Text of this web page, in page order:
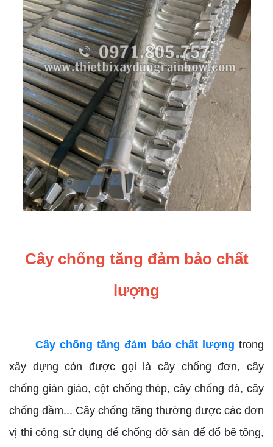
Cây chống tăng đảm bảo chất
lượng
Cây chống tăng đảm bảo chất lượngtrong
xây dựng còn được gọi là cây chống đơn, cây
chống giàn giáo, cột chống thép, cây chống đà, cây
chống dầm... Cây chống tăng thường được các đơn
vị thi công sử dụng để chống đỡ sàn để đổ bê tông,